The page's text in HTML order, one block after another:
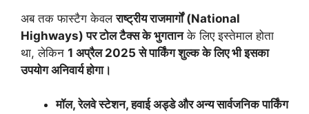
अब तक फास्टैग केवलराष्ट्रीय राजमार्गों (National
Highways) पर टोल टैक्स के भुगतानके लिए इस्तेमाल होता
था, लेकिन 1 अप्रैल 2025 से पार्किंग शुल्क के लिए भी इसका
उपयोग अनिवार्य होगा।
मॉल, रेलवे स्टेशन, हवाई अड्डे और अन्य सार्वजनिक पार्किंग